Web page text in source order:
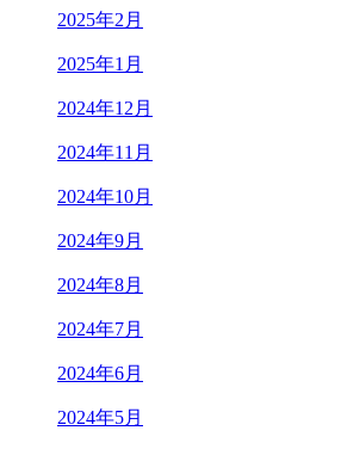
2025年2月
2025年1月
2024年12月
2024年11月
2024年10月
2024年9月
2024年8月
2024年7月
2024年6月
2024年5月